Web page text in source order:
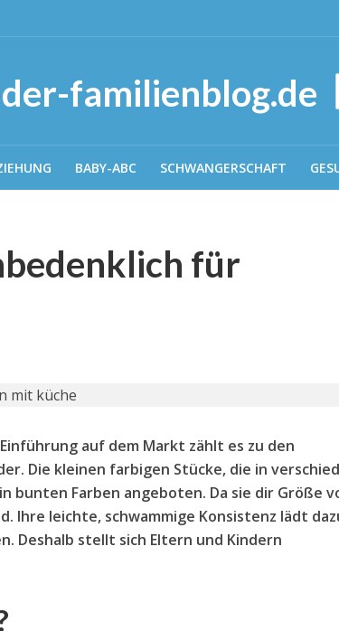
BABY-ABC SCHWANGERSCHAFT
für
auf dem Markt zählt es zu den
Die kleinen farbigen Stücke, die in
bunten Farben angeboten. Da sie dir Größe
Ihre leichte, schwammige Konsistenz lädt
Deshalb stellt sich Eltern und Kindern